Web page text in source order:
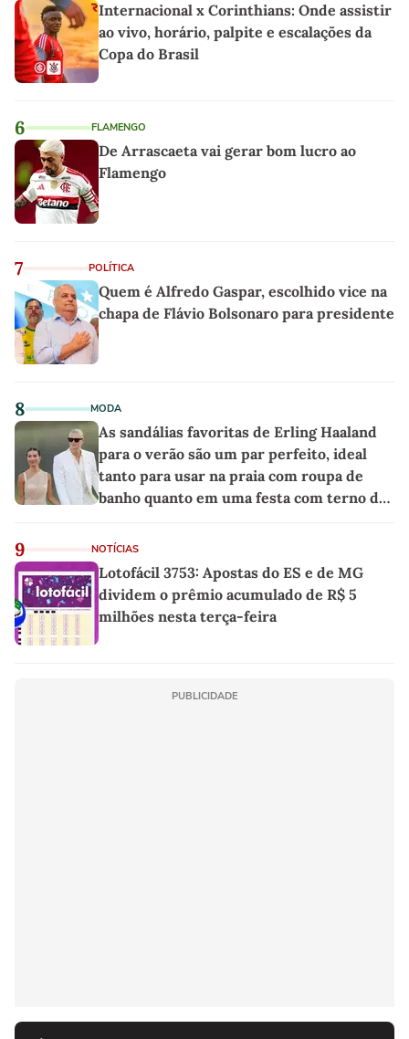
Internacional x Corinthians: Onde assistir
ao vivo, horário, palpite e escalações da
Copa do Brasil
6 FLAMENGO
De Arrascaeta vai gerar bom lucro ao
Flamengo
7 POLÍTICA
Quem é Alfredo Gaspar, escolhido vice na
chapa de Flávio Bolsonaro para presidente
8 MODA
As sandálias favoritas de Erling Haaland
para o verão são um par perfeito, ideal
tanto para usar na praia com roupa de
banho quanto em uma festa com terno de
9 NOTÍCIAS
Lotofácil 3753: Apostas do ES e de MG
dividem o prêmio acumulado de R$ 5
milhões nesta terça-feira
PUBLICIDADE